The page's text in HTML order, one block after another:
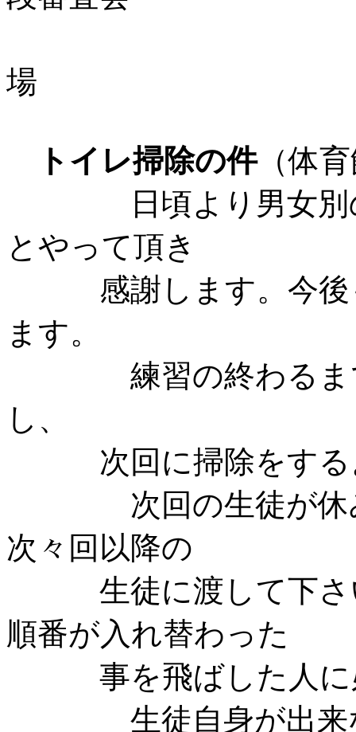
場
トイレ掃除の件（体
日頃より男女別の
とやって頂き
感謝します。今後も
ます。
練習の終わるまで
し、
次回に掃除をする
次回の生徒が休み
次々回以降の
生徒に渡して下さ
順番が入れ替わった
事を飛ばした人に
生徒自身が出来な